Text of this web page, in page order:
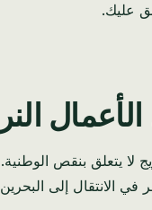
عليك.
الأعمال
لا يتعلق بنقص
في الانتقال إلى